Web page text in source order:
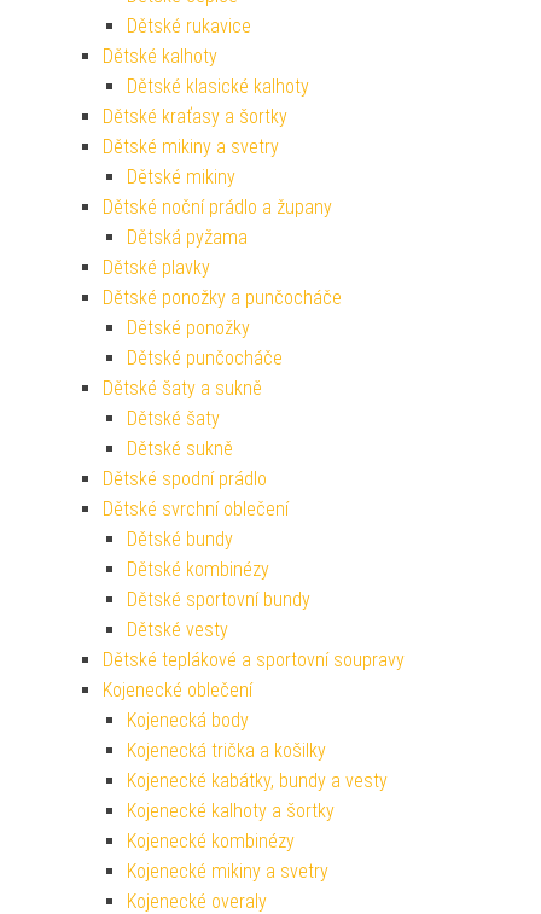
Dětské rukavice
Dětské kalhoty
Dětské klasické kalhoty
Dětské kraťasy a šortky
Dětské mikiny a svetry
Dětské mikiny
Dětské noční prádlo a župany
Dětská pyžama
Dětské plavky
Dětské ponožky a punčocháče
Dětské ponožky
Dětské punčocháče
Dětské šaty a sukně
Dětské šaty
Dětské sukně
Dětské spodní prádlo
Dětské svrchní oblečení
Dětské bundy
Dětské kombinézy
Dětské sportovní bundy
Dětské vesty
Dětské teplákové a sportovní soupravy
Kojenecké oblečení
Kojenecká body
Kojenecká trička a košilky
Kojenecké kabátky, bundy a vesty
Kojenecké kalhoty a šortky
Kojenecké kombinézy
Kojenecké mikiny a svetry
Kojenecké overaly